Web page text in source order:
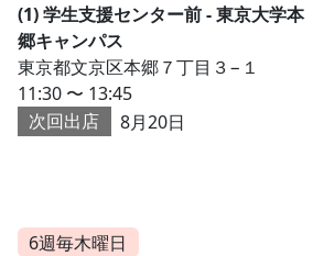
(1) 学生支援センター前 - 東京大学本
郷キャンパス
東京都文京区本郷７丁目３−１
11:30 〜 13:45
次回出店
8月20日
6週毎木曜日